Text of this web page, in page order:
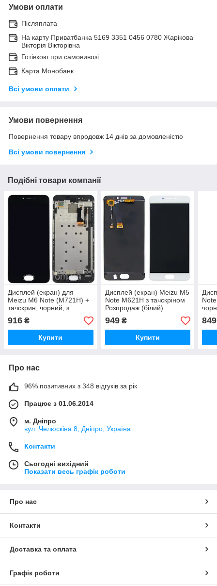
Умови оплати
Післяплата
На карту Приватбанка 5169 3351 0456 0780 Жарікова
Вікторія Вікторівна
Готівкою при самовивозі
Карта Монобанк
Всі умови оплати
Умови повернення
Повернення товару впродовж 14 днів за домовленістю
Всі умови повернення
Подібні товари компанії
Дисплей (екран) для
Meizu M6 Note (M721H) +
тачскрин, чорний, з
передньою панеллю
916 ₴
Купити
Дисплей (екран) Meizu M5
Note M621H з тачскріном
Розпродаж (білий)
949₴
Купити
849
Про нас
96% позитивних з 348 відгуків за рік
Працює з 01.06.2014
м. Дніпро
вул. Челюскіна 8, Дніпро, Україна
Контакти
Сьогодні вихідний
Показати весь графік роботи
Про нас
Контакти
Доставка та оплата
Графік роботи